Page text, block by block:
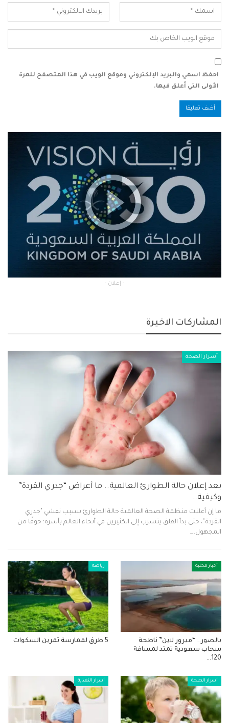
احفظ اسمي والبريد الإلكتروني وموقع الويب في هذا المتصفح للمرة
الأولى التي أعلق فيها.
- إعلان -
المشاركات الاخيرة
أسرار الصحة
بعد إعلان حالة الطوارئ العالمية.. ما أعراض “جدري القردة”
وكيفية…
ما إن أعلنت منظمة الصحة العالمية حالة الطوارئ بسبب تفشي "جدري
القردة"، حتى بدأ القلق يتسرب إلى الكثيرين في أنحاء العالم بأسره؛ خوفًا من
المجهول،…
أخبار محلية
بالصور.. “ميرور لاين” ناطحة
سحاب سعودية تمتد لمسافة
120…
رياضة
5 طرق لممارسة تمرين السكوات
أسرار الصحة أسرار التغذية